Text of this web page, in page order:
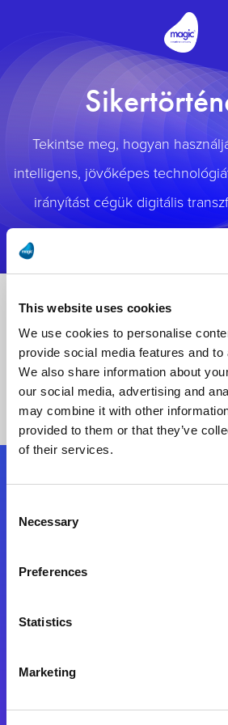
This website uses cookies
We use cookies to personalise
provide social media features and
We also share information about
our social media, advertising and
may combine it with other
provided to them or that they’ve
of their services.
Selection
Necessary
Preferences
Statistics
Marketing
Tekintse meg, hogyan
intelligens, jövőképes
irányítást cégük digitális
Kövessen minket!